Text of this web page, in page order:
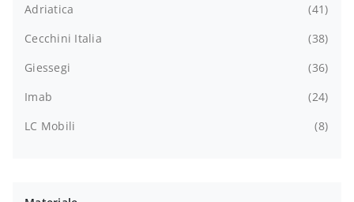
Adriatica
41
Cecchini Italia
38
Giessegi
36
Imab
24
LC Mobili
8